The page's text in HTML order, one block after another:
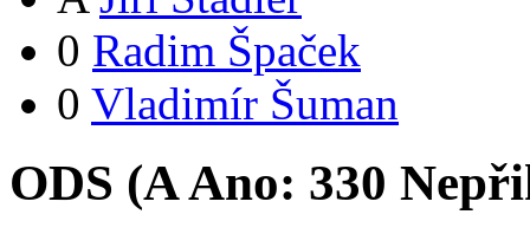
0 Radim Špaček
0 Vladimír Šuman
ODS (AAno: 330